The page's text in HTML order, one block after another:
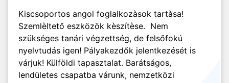
Kiscsoportos angol foglalkozàsok tartàsa!
Szemlèltető eszközök kèszítèse. Nem
szükséges tanári végzettség, de felsőfokú
nyelvtudás igen! Pályakezdők jelentkezését is
várjuk! Külföldi tapasztalat. Barátságos,
lendületes csapatba várunk, nemzetközi